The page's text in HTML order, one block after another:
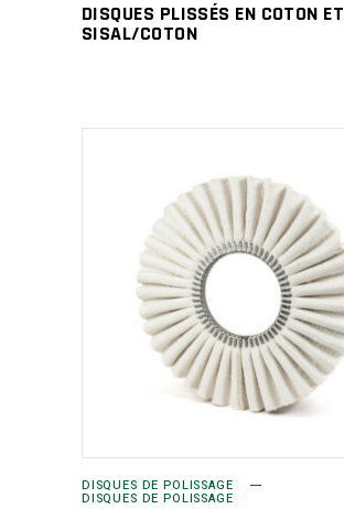
DISQUES PLISSÉS EN COTON ET
SISAL/COTON
DISQUES DE POLISSAGE
DISQUES DE POLISSAGE